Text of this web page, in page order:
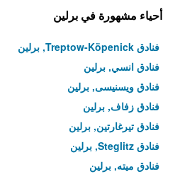
أحياء مشهورة في برلين
فنادق Treptow-Köpenick, برلين
فنادق انسي, برلين
فنادق ويسنيسى, برلين
فنادق زفاف, برلين
فنادق تيرغارتين, برلين
فنادق Steglitz, برلين
فنادق ميته, برلين